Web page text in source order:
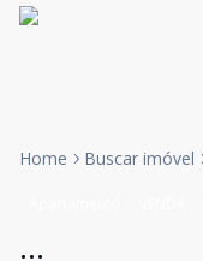
Home Buscar imóvel
...